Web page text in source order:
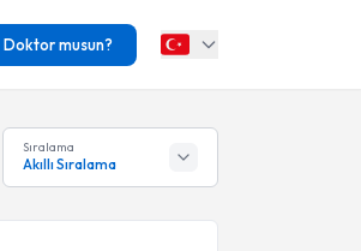
Doktor musun?
Sıralama
Akıllı Sıralama